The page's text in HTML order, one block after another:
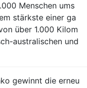
Menschen ums
stärkste einer ga
über 1.000 Kilom
australischen und
gewinnt die erneu